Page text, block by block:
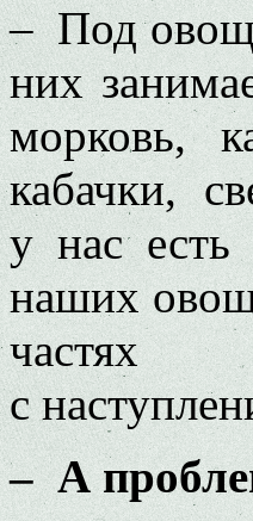
– Под
них
морковь,
кабачки,
у нас есть
наших
частях
с
– А